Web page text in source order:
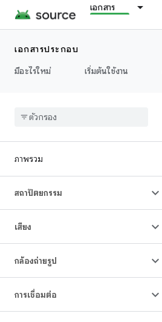
เอกสาร
เอกสารประกอบ
มีอะไรใหม่
เริ่มต้นใช้งาน
ภาพรวม
สถาปัตยกรรม
เสียง
กล้องถ่ายรูป
การเชื่อมต่อ